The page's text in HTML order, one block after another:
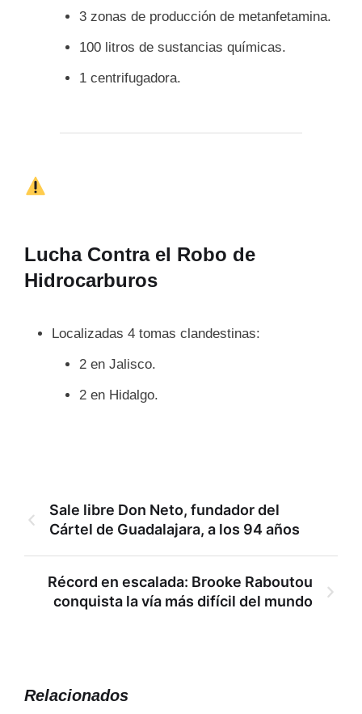
3 zonas de producción de metanfetamina.
100 litros de sustancias químicas.
1 centrifugadora.
Lucha Contra el Robo de
Hidrocarburos
Localizadas 4 tomas clandestinas:
2 en Jalisco.
2 en Hidalgo.
Sale libre Don Neto, fundador del
Cártel de Guadalajara, a los 94 años
Récord en escalada: Brooke Raboutou
conquista la vía más difícil del mundo
Relacionados